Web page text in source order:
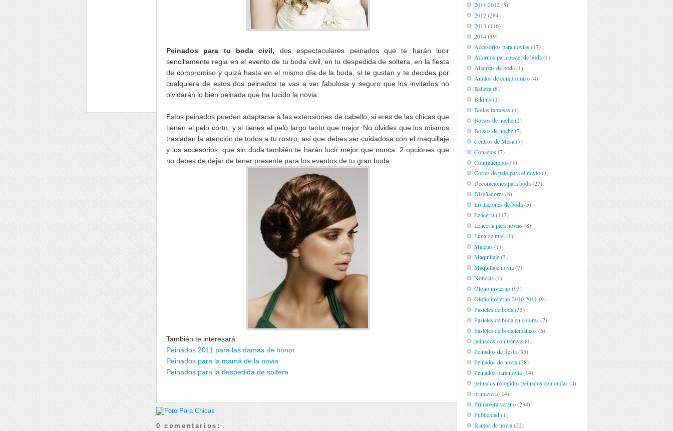
Peinados para tu boda civil, dos espectaculares peinados que te harán lucir
sencillamente regia en el evento de tu boda civil, en tu despedida de soltera, en la fiesta
de compromiso y quizá hasta en el mismo día de la boda, si te gustan y te decides por
cualquiera de estos dos peinados te vas a ver fabulosa y seguro que los invitados no
olvidarán lo bien peinada que ha lucido la novia.
Estos peinados pueden adaptarse a las extensiones de cabello, si eres de las chicas que
tienen el pelo corto, y si tienes el pelo largo tanto que mejor. No olvides que los mismos
trasladan la atención de todos a tu rostro, así que debes ser cuidadosa con el maquillaje
y los accesorios, que sin duda también te harán lucir mejor que nunca. 2 opciones que
no debes de dejar de tener presente para los eventos de tu gran boda.
También te interesará:
Peinados 2011 para las damas de honor
Peinados para la mamá de la novia
Peinados para la despedida de soltera
0 comentarios:
2011 2012(5)
2012(284)
2013 (116)
2014(19)
Accesorios para novias(17)
Adornos para pastel de boda(1)
Alianzas de boda(1)
Anillos de compromiso(4)
Belleza(8)
Bikinis(1)
Bodas famosas(1)
Bolsos de noche(2)
Bolsos de noche(7)
Centros de Mesa(7)
Consejos(7)
Contratiempos(1)
Cortes de pelo para el novio(1)
Decoraciones para boda(27)
Diseñadores(6)
Invitaciones de boda(5)
Lenceria(112)
Lencería para novias(8)
Luna de miel(1)
Maletas(1)
Maquillaje(3)
Maquillaje novia(7)
Noticias(1)
Otoño invierno(93)
Otoño invierno 2010 2011 (9)
Pasteles de boda(35)
Pasteles de boda en colores(7)
Pasteles de boda temáticos(5)
peinados con trenzas(1)
Peinados de fiesta(35)
Peinados de novia(28)
Peinados para novia(14)
peinados recogidos peinados con ondas(4)
primavera(14)
Primavera verano(234)
Publicidad(1)
Ramos de novia(22)